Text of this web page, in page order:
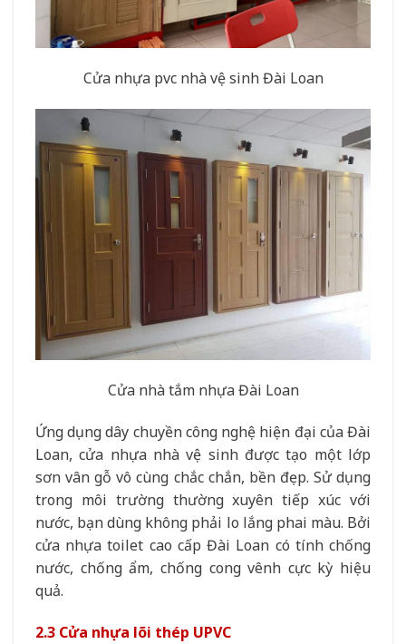
Cửa nhựa pvc nhà vệ sinh Đài Loan
Cửa nhà tắm nhựa Đài Loan
Ứng dụng dây chuyền công nghệ hiện đại của Đài
Loan, cửa nhựa nhà vệ sinh được tạo một lớp
sơn vân gỗ vô cùng chắc chắn, bền đẹp. Sử dụng
trong môi trường thường xuyên tiếp xúc với
nước, bạn dùng không phải lo lắng phai màu. Bởi
cửa nhựa toilet cao cấp Đài Loan có tính chống
nước, chống ẩm, chống cong vênh cực kỳ hiệu
quả.
2.3 Cửa nhựa lõi thép UPVC